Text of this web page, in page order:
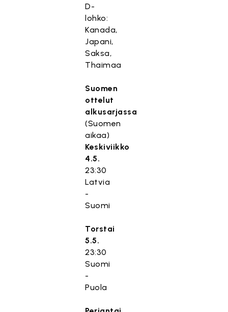
D-
lohko:
Kanada,
Japani,
Saksa,
Thaimaa
Suomen
ottelut
alkusarjassa
(Suomen
aikaa)
Keskiviikko
4.5.
23:30
Latvia
-
Suomi
Torstai
5.5.
23:30
Suomi
-
Puola